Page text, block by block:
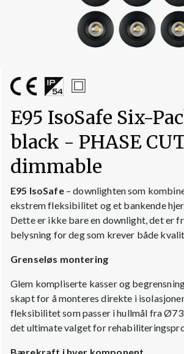
E95 IsoSafe Six-
black - PHASE
dimmable
E95 IsoSafe– downlighten som
ekstrem fleksibilitet og et bankende
Dette er ikke bare en downlight, det er
belysning for deg som krever både
Grenseløs montering
Glem kompliserte kasser og
skapt for å monteres direkte i
fleksibilitet som passer i hullmål fra Ø73
det ultimate valget for
Bærekraft i hver komponent